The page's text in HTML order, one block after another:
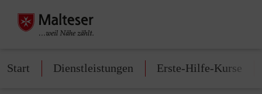
Start Dienstleistungen Erste-Hilfe-Kurse